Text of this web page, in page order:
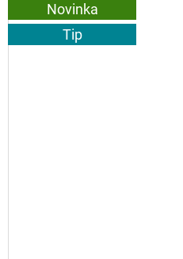
Novinka
Tip